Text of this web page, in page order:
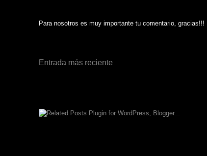
Para nosotros es muy importante tu comentario, gracias!!!
Entrada más reciente